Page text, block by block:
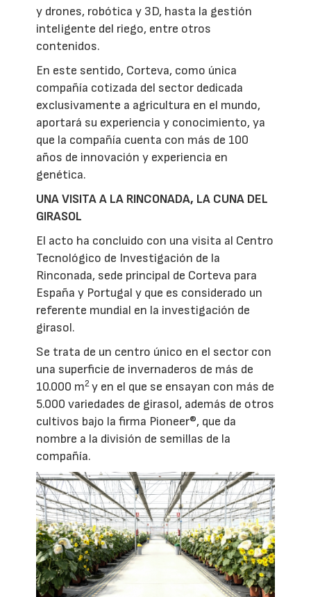
y drones, robótica y 3D, hasta la gestión
inteligente del riego, entre otros
contenidos.
En este sentido, Corteva, como única
compañía cotizada del sector dedicada
exclusivamente a agricultura en el mundo,
aportará su experiencia y conocimiento, ya
que la compañía cuenta con más de 100
años de innovación y experiencia en
genética.
UNA VISITA A LA RINCONADA, LA CUNA DEL
GIRASOL
El acto ha concluido con una visita al Centro
Tecnológico de Investigación de la
Rinconada, sede principal de Corteva para
España y Portugal y que es considerado un
referente mundial en la investigación de
girasol.
Se trata de un centro único en el sector con
una superficie de invernaderos de más de
10.000 m2y en el que se ensayan con más de
5.000 variedades de girasol, además de otros
cultivos bajo la firma Pioneer®, que da
nombre a la división de semillas de la
compañía.